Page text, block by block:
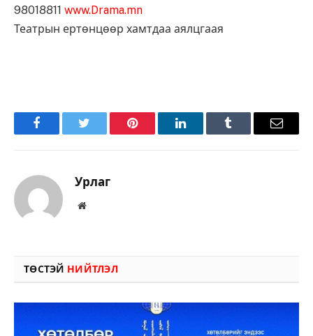
98018811 www.Drama.mn
Театрын ертөнцөөр хамтдаа аялцгаая
FacebookTwitter Pinterest LinkedInTumblr Имэйл
Урлаг
Вэбсайт
ТӨСТЭЙ НИЙТЛЭЛ